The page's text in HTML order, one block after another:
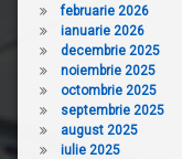
februarie 2026
ianuarie 2026
decembrie 2025
noiembrie 2025
octombrie 2025
septembrie 2025
august 2025
iulie 2025